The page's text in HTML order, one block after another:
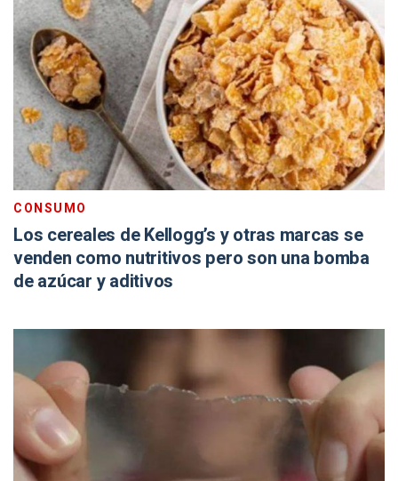
CONSUMO
Los cereales de Kellogg’s y otras marcas se
venden como nutritivos pero son una bomba
de azúcar y aditivos